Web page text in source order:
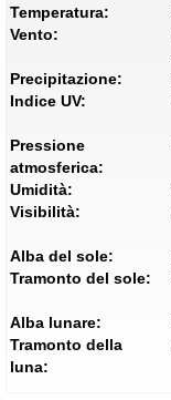
Temperatura:
Vento:
Precipitazione:
Indice UV:
Pressione
atmosferica:
Umidità:
Visibilità:
Alba del sole:
Tramonto del sole:
Alba lunare:
Tramonto della
luna: